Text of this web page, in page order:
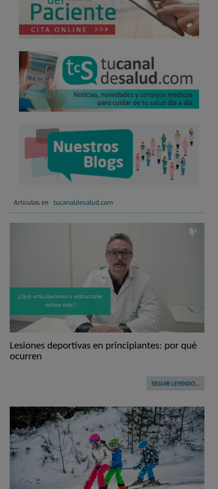
Artículos en tucanaldesalud.com
Lesiones deportivas en principiantes: por qué
ocurren
SEGUIR LEYENDO...